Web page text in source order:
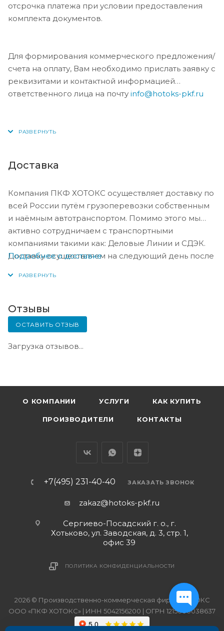
отсрочка платежа при условии предоставления
комплекта документов.
Для формирования коммерческого предложения/
счета на оплату, Вам необходимо прислать заявку с
реквизитами и контактной информацией
ответственного лица на почту info@hotoks-pkf.ru
Доставка
Компания ПКФ ХОТОКС осуществляет доставку по
всей России путём грузоперевозки собственным
и наёмным автотранспортом. Помимо этого мы
активно сотрудничаем с транспортными
компаниями такими как: Деловые Линии и СДЭК.
Доставку осуществляем на следующий день после
Подробнее о доставке
Отзывы
ОСТАВИТЬ ОТЗЫВ
Загрузка отзывов...
О КОМПАНИИ УСЛУГИ КАК КУПИТЬ
ПРОИЗВОДИТЕЛИ КОНТАКТЫ
+7(495) 231-40-40 ЗАКАЗАТЬ ЗВОНОК
zakaz@hotoks-pkf.ru
Сергиево-Посадский г. о., г.
Хотьково, ул. Заводская, д. 3, стр. 1,
офис 39
ПОЛИТИКА КОНФИДЕНЦИАЛЬНОСТИ
2026 © Производственно-коммерческая фирма ХОТОКС
ООО «ПКФ ХОТОКС» | ИНН 5042156200 | ОГРН 1215000038637